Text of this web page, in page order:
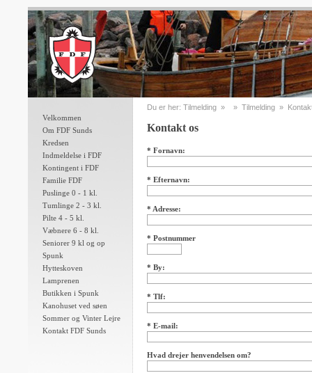
Velkommen
Om FDF Sunds
Kredsen
Indmeldelse i FDF
Kontingent i FDF
Familie FDF
Puslinge 0 - 1 kl.
Tumlinge 2 - 3 kl.
Pilte 4 - 5 kl.
Væbnere 6 - 8 kl.
Seniorer 9 kl og op
Spunk
Hytteskoven
Lamprenen
Butikken i Spunk
Kanohuset ved søen
Sommer og Vinter Lejre
Kontakt FDF Sunds
Du er her: Tilmelding » » Tilmelding »
Kontakt os
* Fornavn:
* Efternavn:
* Adresse:
* Postnummer
* By:
* Tlf:
* E-mail:
Hvad drejer henvendelsen om?